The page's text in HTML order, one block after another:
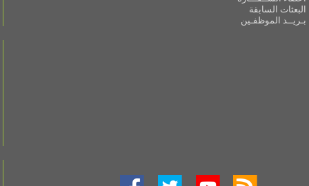
البعثات السابقة
بـريــد الموظفـين